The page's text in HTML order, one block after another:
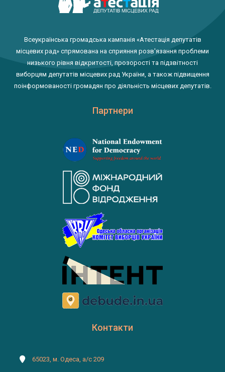
Всеукраїнська громадська кампанія «Атестація депутатів
місцевих рад» спрямована на сприяння розв'язання проблеми
низького рівня відкритості, прозорості та підзвітності
виборцям депутатів місцевих рад України, а також підвищення
поінформованості громадян про діяльність місцевих депутатів.
Партнери
Контакти
65023, м. Одеса, а/с 209